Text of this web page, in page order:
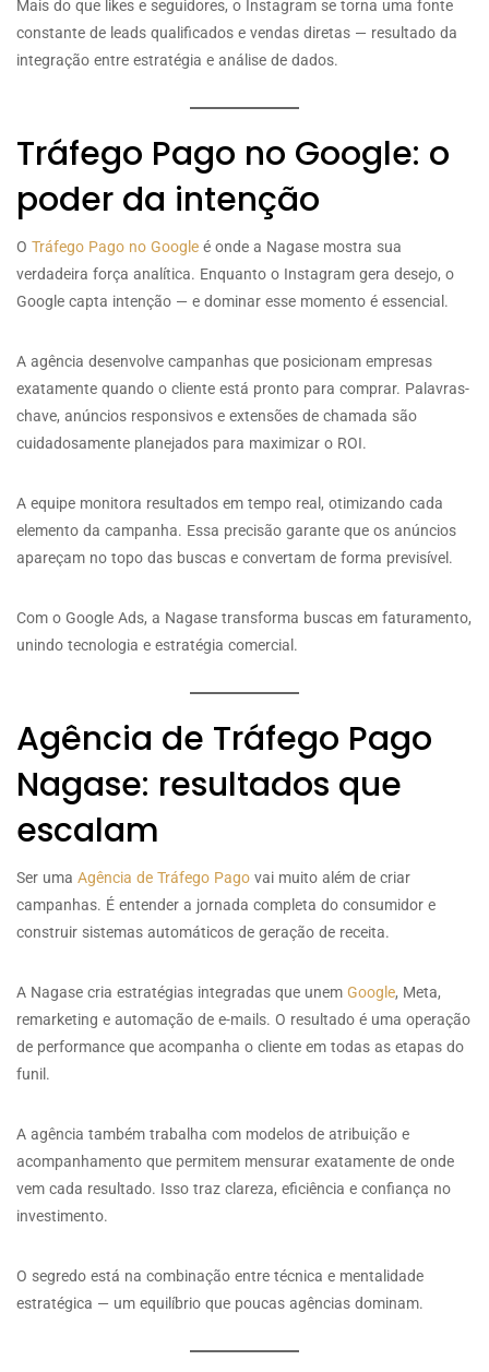
Mais do que likes e seguidores, o Instagram se torna uma fonte
constante de leads qualificados e vendas diretas — resultado da
integração entre estratégia e análise de dados.
Tráfego Pago no Google: o
poder da intenção
O Tráfego Pago no Google é onde a Nagase mostra sua
verdadeira força analítica. Enquanto o Instagram gera desejo, o
Google capta intenção — e dominar esse momento é essencial.
A agência desenvolve campanhas que posicionam empresas
exatamente quando o cliente está pronto para comprar. Palavras-
chave, anúncios responsivos e extensões de chamada são
cuidadosamente planejados para maximizar o ROI.
A equipe monitora resultados em tempo real, otimizando cada
elemento da campanha. Essa precisão garante que os anúncios
apareçam no topo das buscas e convertam de forma previsível.
Com o Google Ads, a Nagase transforma buscas em faturamento,
unindo tecnologia e estratégia comercial.
Agência de Tráfego Pago
Nagase: resultados que
escalam
Ser uma Agência de Tráfego Pago vai muito além de criar
campanhas. É entender a jornada completa do consumidor e
construir sistemas automáticos de geração de receita.
A Nagase cria estratégias integradas que unem Google, Meta,
remarketing e automação de e-mails. O resultado é uma operação
de performance que acompanha o cliente em todas as etapas do
funil.
A agência também trabalha com modelos de atribuição e
acompanhamento que permitem mensurar exatamente de onde
vem cada resultado. Isso traz clareza, eficiência e confiança no
investimento.
O segredo está na combinação entre técnica e mentalidade
estratégica — um equilíbrio que poucas agências dominam.